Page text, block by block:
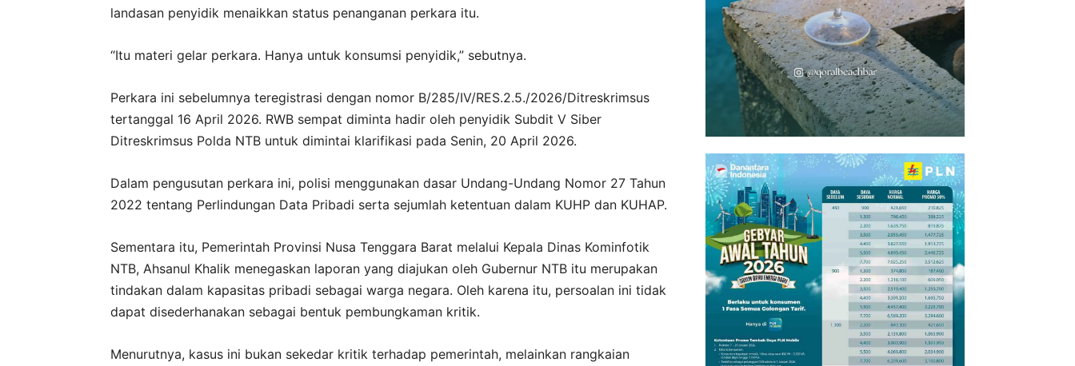
landasan penyidik menaikkan status penanganan perkara itu.
“Itu materi gelar perkara. Hanya untuk konsumsi penyidik,” sebutnya.
Perkara ini sebelumnya teregistrasi dengan nomor B/285/IV/RES.2.5./2026/Ditreskrimsus
tertanggal 16 April 2026. RWB sempat diminta hadir oleh penyidik Subdit V Siber
Ditreskrimsus Polda NTB untuk dimintai klarifikasi pada Senin, 20 April 2026.
Dalam pengusutan perkara ini, polisi menggunakan dasar Undang-Undang Nomor 27 Tahun
2022 tentang Perlindungan Data Pribadi serta sejumlah ketentuan dalam KUHP dan KUHAP.
Sementara itu, Pemerintah Provinsi Nusa Tenggara Barat melalui Kepala Dinas Kominfotik
NTB, Ahsanul Khalik menegaskan laporan yang diajukan oleh Gubernur NTB itu merupakan
tindakan dalam kapasitas pribadi sebagai warga negara. Oleh karena itu, persoalan ini tidak
dapat disederhanakan sebagai bentuk pembungkaman kritik.
Menurutnya, kasus ini bukan sekedar kritik terhadap pemerintah, melainkan rangkaian